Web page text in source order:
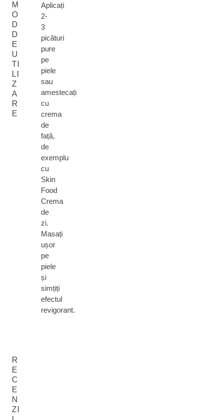
M
O
D
D
E
U
TI
LI
Z
A
R
E
Aplicați
2-
3
picături
pure
pe
piele
sau
amestecați
cu
crema
de
față,
de
exemplu
cu
Skin
Food
Crema
de
zi.
Masați
ușor
pe
piele
și
simțiți
efectul
revigorant.
R
E
C
E
N
ZI